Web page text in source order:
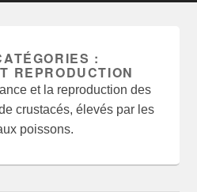
:
REPRODUCTION
et la reproduction des
crustacés, élevés par les
poissons.